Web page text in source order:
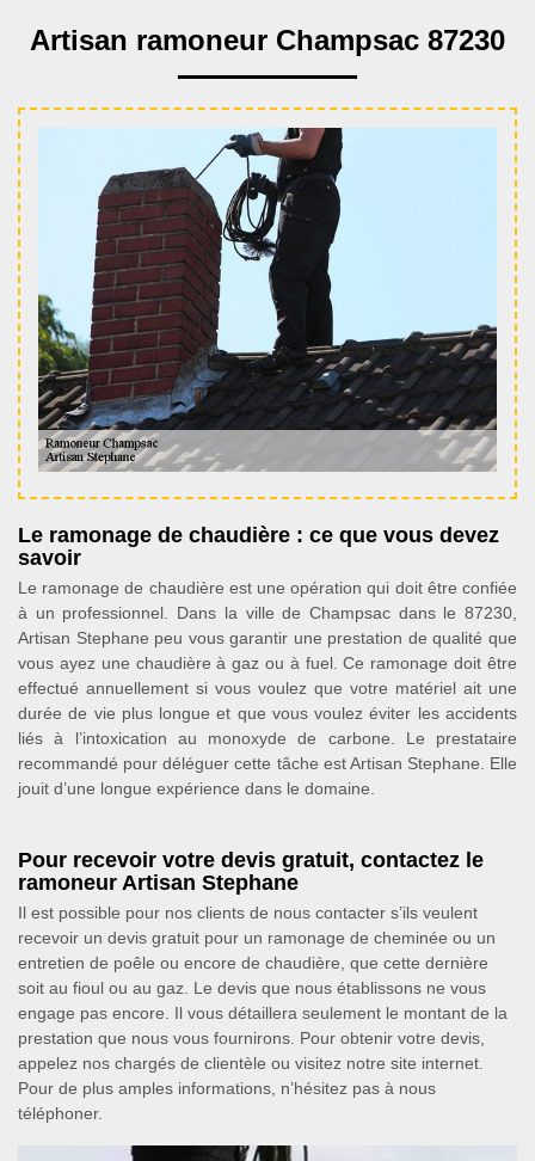
Artisan ramoneur Champsac 87230
Le ramonage de chaudière : ce que vous devez
savoir
Le ramonage de chaudière est une opération qui doit être confiée
à un professionnel. Dans la ville de Champsac dans le 87230,
Artisan Stephane peu vous garantir une prestation de qualité que
vous ayez une chaudière à gaz ou à fuel. Ce ramonage doit être
effectué annuellement si vous voulez que votre matériel ait une
durée de vie plus longue et que vous voulez éviter les accidents
liés à l’intoxication au monoxyde de carbone. Le prestataire
recommandé pour déléguer cette tâche est Artisan Stephane. Elle
jouit d’une longue expérience dans le domaine.
Pour recevoir votre devis gratuit, contactez le
ramoneur Artisan Stephane
Il est possible pour nos clients de nous contacter s’ils veulent
recevoir un devis gratuit pour un ramonage de cheminée ou un
entretien de poêle ou encore de chaudière, que cette dernière
soit au fioul ou au gaz. Le devis que nous établissons ne vous
engage pas encore. Il vous détaillera seulement le montant de la
prestation que nous vous fournirons. Pour obtenir votre devis,
appelez nos chargés de clientèle ou visitez notre site internet.
Pour de plus amples informations, n’hésitez pas à nous
téléphoner.